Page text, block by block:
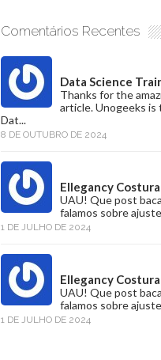
Comentários Recentes
Data Science
Thanks for the
article. Unogeeks is
Dat...
8 DE OUTUBRO DE 2024
Ellegancy
UAU! Que post
falamos sobre
1 DE JULHO DE 2024
Ellegancy
UAU! Que post
falamos sobre
1 DE JULHO DE 2024